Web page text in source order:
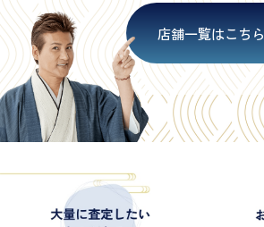
店舗一覧はこちら